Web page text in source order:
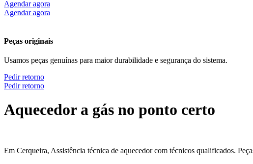
Agendar agora
Agendar agora
Peças originais
Usamos peças genuínas para maior durabilidade e segurança do sistema.
Pedir retorno
Pedir retorno
Aquecedor a gás no ponto certo
Em Cerqueira, Assistência técnica de aquecedor com técnicos qualificados.